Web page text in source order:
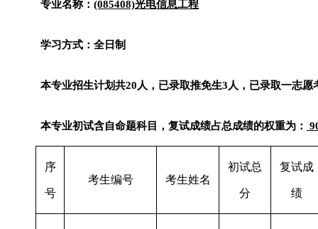
专业名称： (085408)光电信息工程
学习方式：全日制
本专业招生计划共20 人，已录取推免生3 人，已录取一志愿
本专业初试含自命题科目，复试成绩占总成绩的权重为：
序
号
考生编号 考生姓名
初试总
分
复试成
绩